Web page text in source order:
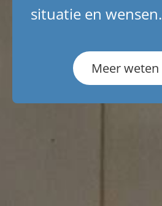
situatie en wensen.
Meer weten